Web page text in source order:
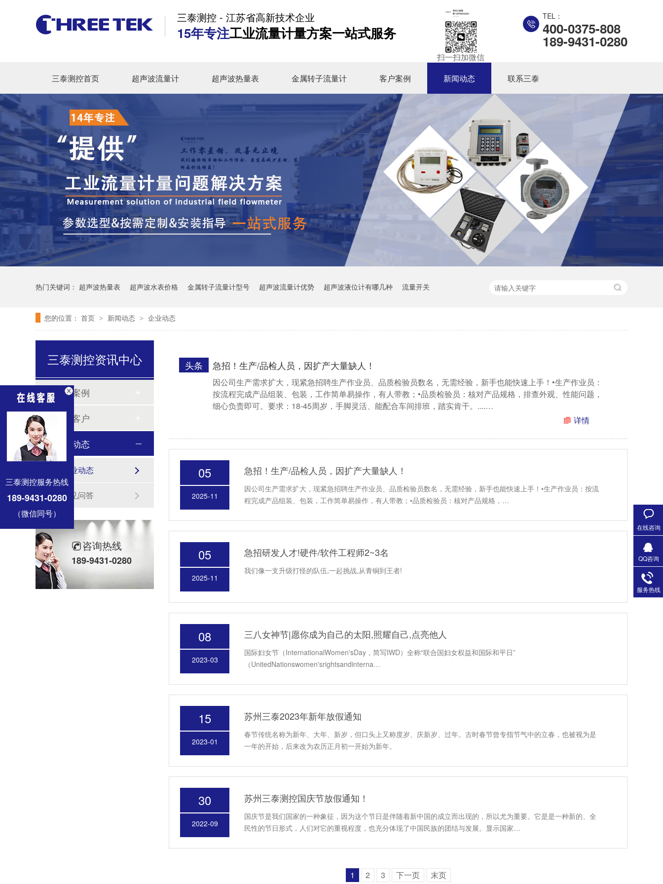
三泰测控 - 江苏省高新技术企业
15年专注工业流量计量方案一站式服务
扫一扫加微信
TEL：
400-0375-808
189-9431-0280
三泰测控首页 超声波流量计 超声波热量表 金属转子流量计 客户案例 新闻动态 联系三泰
热门关键词： 超声波热量表 超声波水表价格 金属转子流量计型号 超声波流量计优势 超声波液位计有哪几种 流量开关
您的位置： 首页 > 新闻动态 > 企业动态
急招！生产/品检人员，因扩产大量缺人！
头条
因公司生产需求扩大，现紧急招聘生产作业员、品质检验员数名，无需经验，新手也能快速上手！•生产作业员：
按流程完成产品组装、包装，工作简单易操作，有人带教；•品质检验员：核对产品规格，排查外观、性能问题，
细心负责即可。要求：18-45周岁，手脚灵活、能配合车间排班，踏实肯干。....…
详情
05
2025-11
急招！生产/品检人员，因扩产大量缺人！
因公司生产需求扩大，现紧急招聘生产作业员、品质检验员数名，无需经验，新手也能快速上手！•生产作业员：按流
程完成产品组装、包装，工作简单易操作，有人带教；•品质检验员：核对产品规格，…
05
2025-11
急招研发人才!硬件/软件工程师2~3名
我们像一支升级打怪的队伍,一起挑战,从青铜到王者!
08
2023-03
三八女神节|愿你成为自己的太阳,照耀自己,点亮他人
国际妇女节（InternationalWomen'sDay，简写IWD）全称“联合国妇女权益和国际和平日”
（UnitedNationswomen'srightsandinterna…
15
2023-01
苏州三泰2023年新年放假通知
春节传统名称为新年、大年、新岁，但口头上又称度岁、庆新岁、过年。古时春节曾专指节气中的立春，也被视为是
一年的开始，后来改为农历正月初一开始为新年。
30
2022-09
苏州三泰测控国庆节放假通知！
国庆节是我们国家的一种象征，因为这个节日是伴随着新中国的成立而出现的，所以尤为重要。它是是一种新的、全
民性的节日形式，人们对它的重视程度，也充分体现了中国民族的团结与发展。显示国家…
1 2 3 下一页 末页
三泰测控资讯中心
客户案例
合作客户
新闻动态
企业动态
常见问答
咨询热线
189-9431-0280
在线咨询
QQ咨询
服务热线
三泰测控服务热线
189-9431-0280
（微信同号）